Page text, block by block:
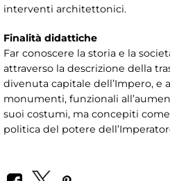
interventi architettonici.
Finalità didattiche
Far conoscere la storia e la
attraverso la descrizione della
divenuta capitale dell’Impero, e
monumenti, funzionali
suoi costumi, ma concepiti
politica del potere